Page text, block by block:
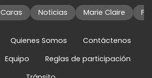
Caras Noticias Marie Claire
Quienes Somos
Contáctenos
Equipo
Reglas de participación